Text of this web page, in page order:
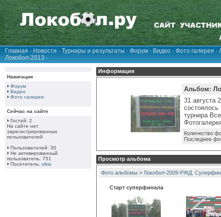
Главная · Новости · Турниры и результаты · Форум · Видео · Фото галерея ·
Локобол-2013 ·
Навигация
Форум
Видео
Фото галерея
Сейчас на сайте
Гостей: 2
На сайте нет
зарегистрированных
пользователей
Пользователей: 30
Не активированный
пользователь: 751
Посетитель: vikia
Информация
Альбом:
31 августа
состоялось
турнира
Количество
Последнее
Просмотр альбома
Фото альбомы > Локобол-2009-РЖД.
Старт суперфинала